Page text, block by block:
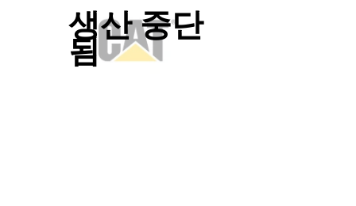
생산 중단
됨